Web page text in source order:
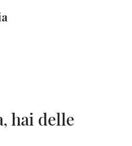
hai delle